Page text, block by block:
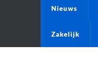
Nieuws
Zakelijk